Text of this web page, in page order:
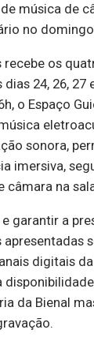
música de
no
recebe os
24, 26, 27
o Espaço
sonora,
imersiva,
na
garantir a
digitais
da Bienal